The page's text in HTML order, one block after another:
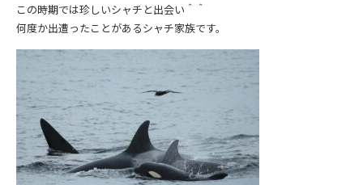
この時期では珍しいシャチと出会い＾＾
何度か出遭ったことがあるシャチ家族です。